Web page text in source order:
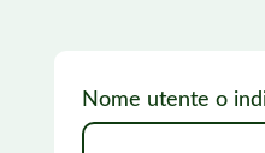
Nome utente o